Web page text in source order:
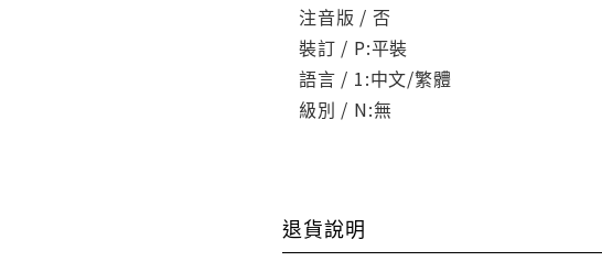
注音版 / 否
裝訂 / P:平裝
語言 / 1:中文/繁體
級別 / N:無
退貨說明